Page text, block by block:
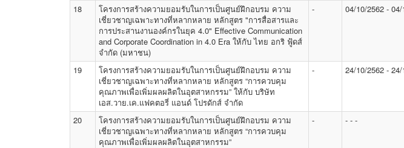
18
โครงการสร้างความยอมรับในการเป็นศูนย์ฝึกอบรม ความ
เชี่ยวชาญเฉพาะทางที่หลากหลาย หลักสูตร "การสื่อสารและ
การประสานงานองค์กรในยุค 4.0" Effective Communication
and Corporate Coordination in 4.0 Era ให้กับ ไทย อกริ ฟู้ดส์
จำกัด (มหาชน)
- 04/10/2562 -
19
โครงการสร้างความยอมรับในการเป็นศูนย์ฝึกอบรม ความ
เชี่ยวชาญเฉพาะทางที่หลากหลาย หลักสูตร “การควบคุม
คุณภาพเพื่อเพิ่มผลผลิตในอุตสาหกรรม” ให้กับ บริษัท
เอส.วาย.เค.แฟคตอรี่ แอนด์ โปรดักส์ จำกัด
- 24/10/2562 -
20
โครงการสร้างความยอมรับในการเป็นศูนย์ฝึกอบรม ความ
เชี่ยวชาญเฉพาะทางที่หลากหลาย หลักสูตร “การควบคุม
คุณภาพเพื่อเพิ่มผลผลิตในอุตสาหกรรม”
- - - -